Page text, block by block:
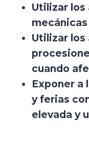
Utilizar los
Utilizar los
cuando
Exponer a
y ferias
elevada y